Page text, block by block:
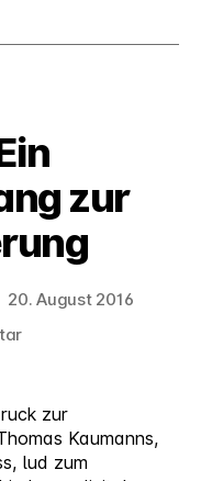
zur
20. August 2016
zu
Stadtrundgang
zur
Digitalisierung
zur
Kaumanns,
lud zum